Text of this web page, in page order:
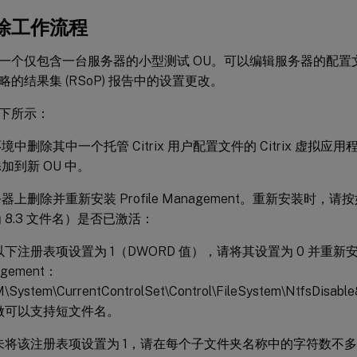
工作流程
个仅包含一台服务器的小型测试 OU。可以编辑服务器的配
的结果集 (RSoP) 报告中的设置更改。
所示：
中删除其中一个托管 Citrix 用户配置文件的 Citrix 虚拟应用
到新 OU 中。
上删除并重新安装 Profile Management。重新安装时，请
8.3 文件名）是否已激活：
下注册表项设置为 1（DWORD 值），请将其设置为 0 并重新
：
以支持短文件名。
将该注册表项设置为 1，请在每个子文件夹名称中的字符数不